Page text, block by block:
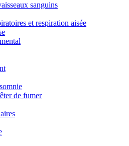
sanguins
et respiration aisée
de fumer